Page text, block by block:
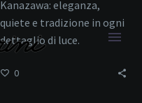
Kanazawa: eleganza,
quiete e tradizione in ogni
dettaglio di luce.
0